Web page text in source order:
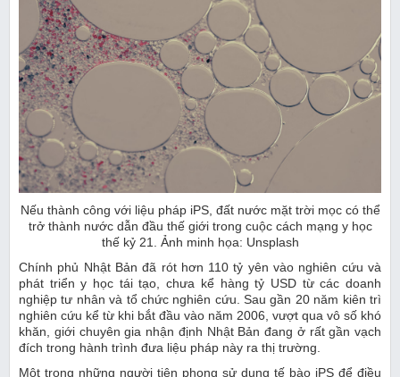
trở thành nước dẫn đầu thế giới trong cuộc cách mạng y học
phát triển y học tái tạo, chưa kể hàng tỷ USD từ các doanh
nghiệp tư nhân và tổ chức nghiên cứu. Sau gần 20 năm kiên trì
nghiên cứu kể từ khi bắt đầu vào năm 2006, vượt qua vô số khó
khăn, giới chuyên gia nhận định Nhật Bản đang ở rất gần vạch